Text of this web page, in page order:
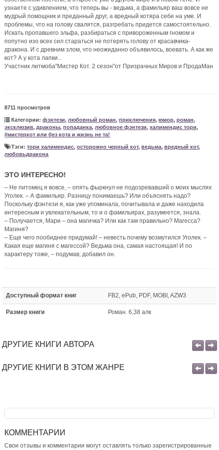
узнаете с удивлением, что теперь вы - ведьма, а фамильяр ваш вовсе не
мудрый помощник и преданный друг, а вредный котяра себе на уме. И
проблемы, что на голову свалятся, разгребать придется самостоятельно.
Искать пропавшего эльфа, разбираться с привороженным гномом и
попутно изо всех сил стараться не потерять голову от красавчика-
дракона. И с древним злом, что неожиданно объявилось, воевать. А как же
кот? А у кота лапки...
Участник литмоба"Мистер Кот. 2 сезон"от Призрачных Миров и ПродаМан
8711 просмотров
Категории:фэнтези, любовный роман,приключения,юмор,роман,
эксклюзив, драконы,попаданка, любовное фэнтези,халимендис тори,
#мистеркот или без кота и жизнь не та!
Тэги:тори халимендис,осторожно черный кот,ведьма,вредный кот,
любовьдракона
ЭТО ИНТЕРЕСНО!
– Не питомец я вовсе, – опять фыркнул не подозревавший о моих мыслях
Уголек. – А фамильяр. Разницу понимаешь? Или объяснять надо?
Поскольку фэнтези я, как уже упоминала, почитывала и даже находила
интересным и увлекательным, то и о фамильярах, разумеется, знала.
– Получается, Мари – она магичка? Или как там правильно? Магесса?
Магиня?
– Еще чего пообиднее придумай! – невесть почему возмутился Уголек. –
Какая еще магиня с магессой? Ведьма она, самая настоящая! И по
характеру тоже, – подумав, добавил он.
Доступный формат книг FB2, ePub, PDF, MOBI, AZW3
Размер книги Роман. 6,38 алк
ДРУГИЕ КНИГИ АВТОРА
ДРУГИЕ КНИГИ В ЭТОМ ЖАНРЕ
КОММЕНТАРИИ
Свои отзывы и комментарии могут оставлять только зарегистрированные